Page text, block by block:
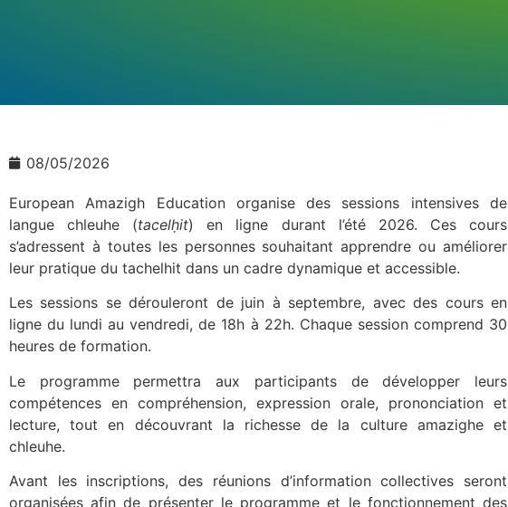
08/05/2026
European Amazigh Education organise des sessions intensives de
langue chleuhe (tacelḥit) en ligne durant l’été 2026. Ces cours
s’adressent à toutes les personnes souhaitant apprendre ou améliorer
leur pratique du tachelhit dans un cadre dynamique et accessible.
Les sessions se dérouleront de juin à septembre, avec des cours en
ligne du lundi au vendredi, de 18h à 22h. Chaque session comprend 30
heures de formation.
Le programme permettra aux participants de développer leurs
compétences en compréhension, expression orale, prononciation et
lecture, tout en découvrant la richesse de la culture amazighe et
chleuhe.
Avant les inscriptions, des réunions d’information collectives seront
organisées afin de présenter le programme et le fonctionnement des